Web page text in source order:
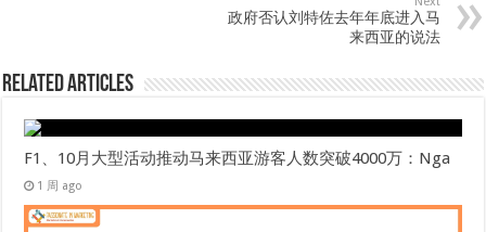
政府否认刘特佐去年年底进入马
来西亚的说法
Related Articles
F1、10月大型活动推动马来西亚游客人数突破4000万：Nga
1 周 ago